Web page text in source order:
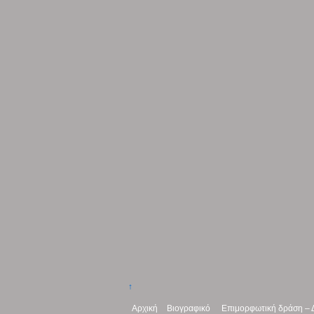
↑
Αρχική Βιογραφικό Επιμορφωτική δράση –